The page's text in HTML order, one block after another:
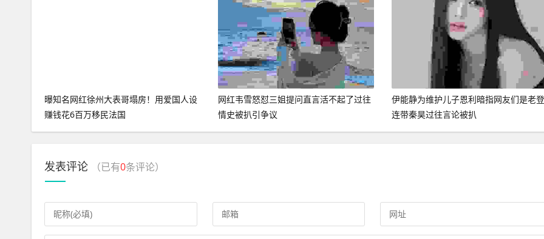
曝知名网红徐州大表哥塌房！用爱国人设
赚钱花6百万移民法国
网红韦雪怒怼三姐提问直言活不起了过往
情史被扒引争议
伊能静为维护儿子恩利暗指网友们是老登
连带秦昊过往言论被扒
发表评论 （已有0条评论）